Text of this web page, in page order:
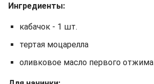
Ингредиенты:
кабачок - 1 шт.
тертая моцарелла
оливковое масло первого отжима